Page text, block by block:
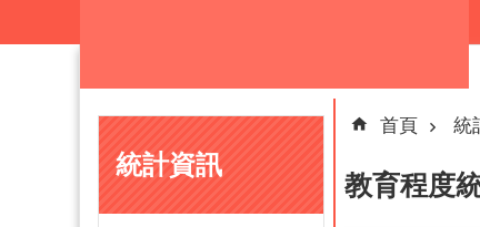
統計資訊
首頁 統
教育程度